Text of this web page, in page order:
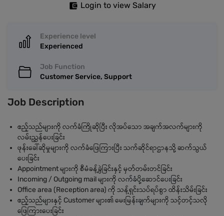
Login to view Salary
Experience level
Experienced
Job Function
Customer Service, Support
Job Description
ဧည့်သည်များကို လက်ခံကြိုဆိုပြီး လိုအပ်သော အချက်အလက်များကို
လမ်းညွှန်ပေးခြင်း
ဖုန်းခေါ်ဆိုမှုများကို လက်ခံဖြေကြားပြီး သက်ဆိုင်ရာဌာနသို့ ဆက်သွယ်
ပေးခြင်း
Appointment များကို စီမံခန့်ခွဲခြင်းနှင့် မှတ်တမ်းတင်ခြင်း
Incoming / Outgoing mail များကို လက်ခံပို့ဆောင်ပေးခြင်း
Office area (Reception area) ကို သန့်ရှင်းသပ်ရပ်စွာ ထိန်းသိမ်းခြင်း
ဧည့်သည်များနှင့် Customer များ၏ မေးမြန်းချက်များကို သင့်တင့်သလို
ဖြေကြားပေးခြင်း